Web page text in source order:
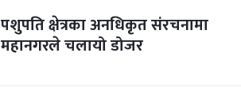
पशुपति क्षेत्रका अनधिकृत संरचनामा
महानगरले चलायो डोजर